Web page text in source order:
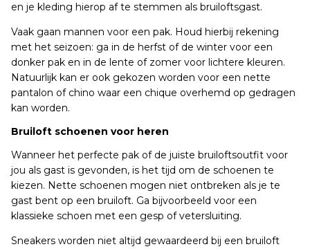
en je kleding hierop af te stemmen als bruiloftsgast.
Vaak gaan mannen voor een pak. Houd hierbij rekening
met het seizoen: ga in de herfst of de winter voor een
donker pak en in de lente of zomer voor lichtere kleuren.
Natuurlijk kan er ook gekozen worden voor een nette
pantalon of chino waar een chique overhemd op gedragen
kan worden.
Bruiloft schoenen voor heren
Wanneer het perfecte pak of de juiste bruiloftsoutfit voor
jou als gast is gevonden, is het tijd om de schoenen te
kiezen. Nette schoenen mogen niet ontbreken als je te
gast bent op een bruiloft. Ga bijvoorbeeld voor een
klassieke schoen met een gesp of vetersluiting.
Sneakers worden niet altijd gewaardeerd bij een bruiloft